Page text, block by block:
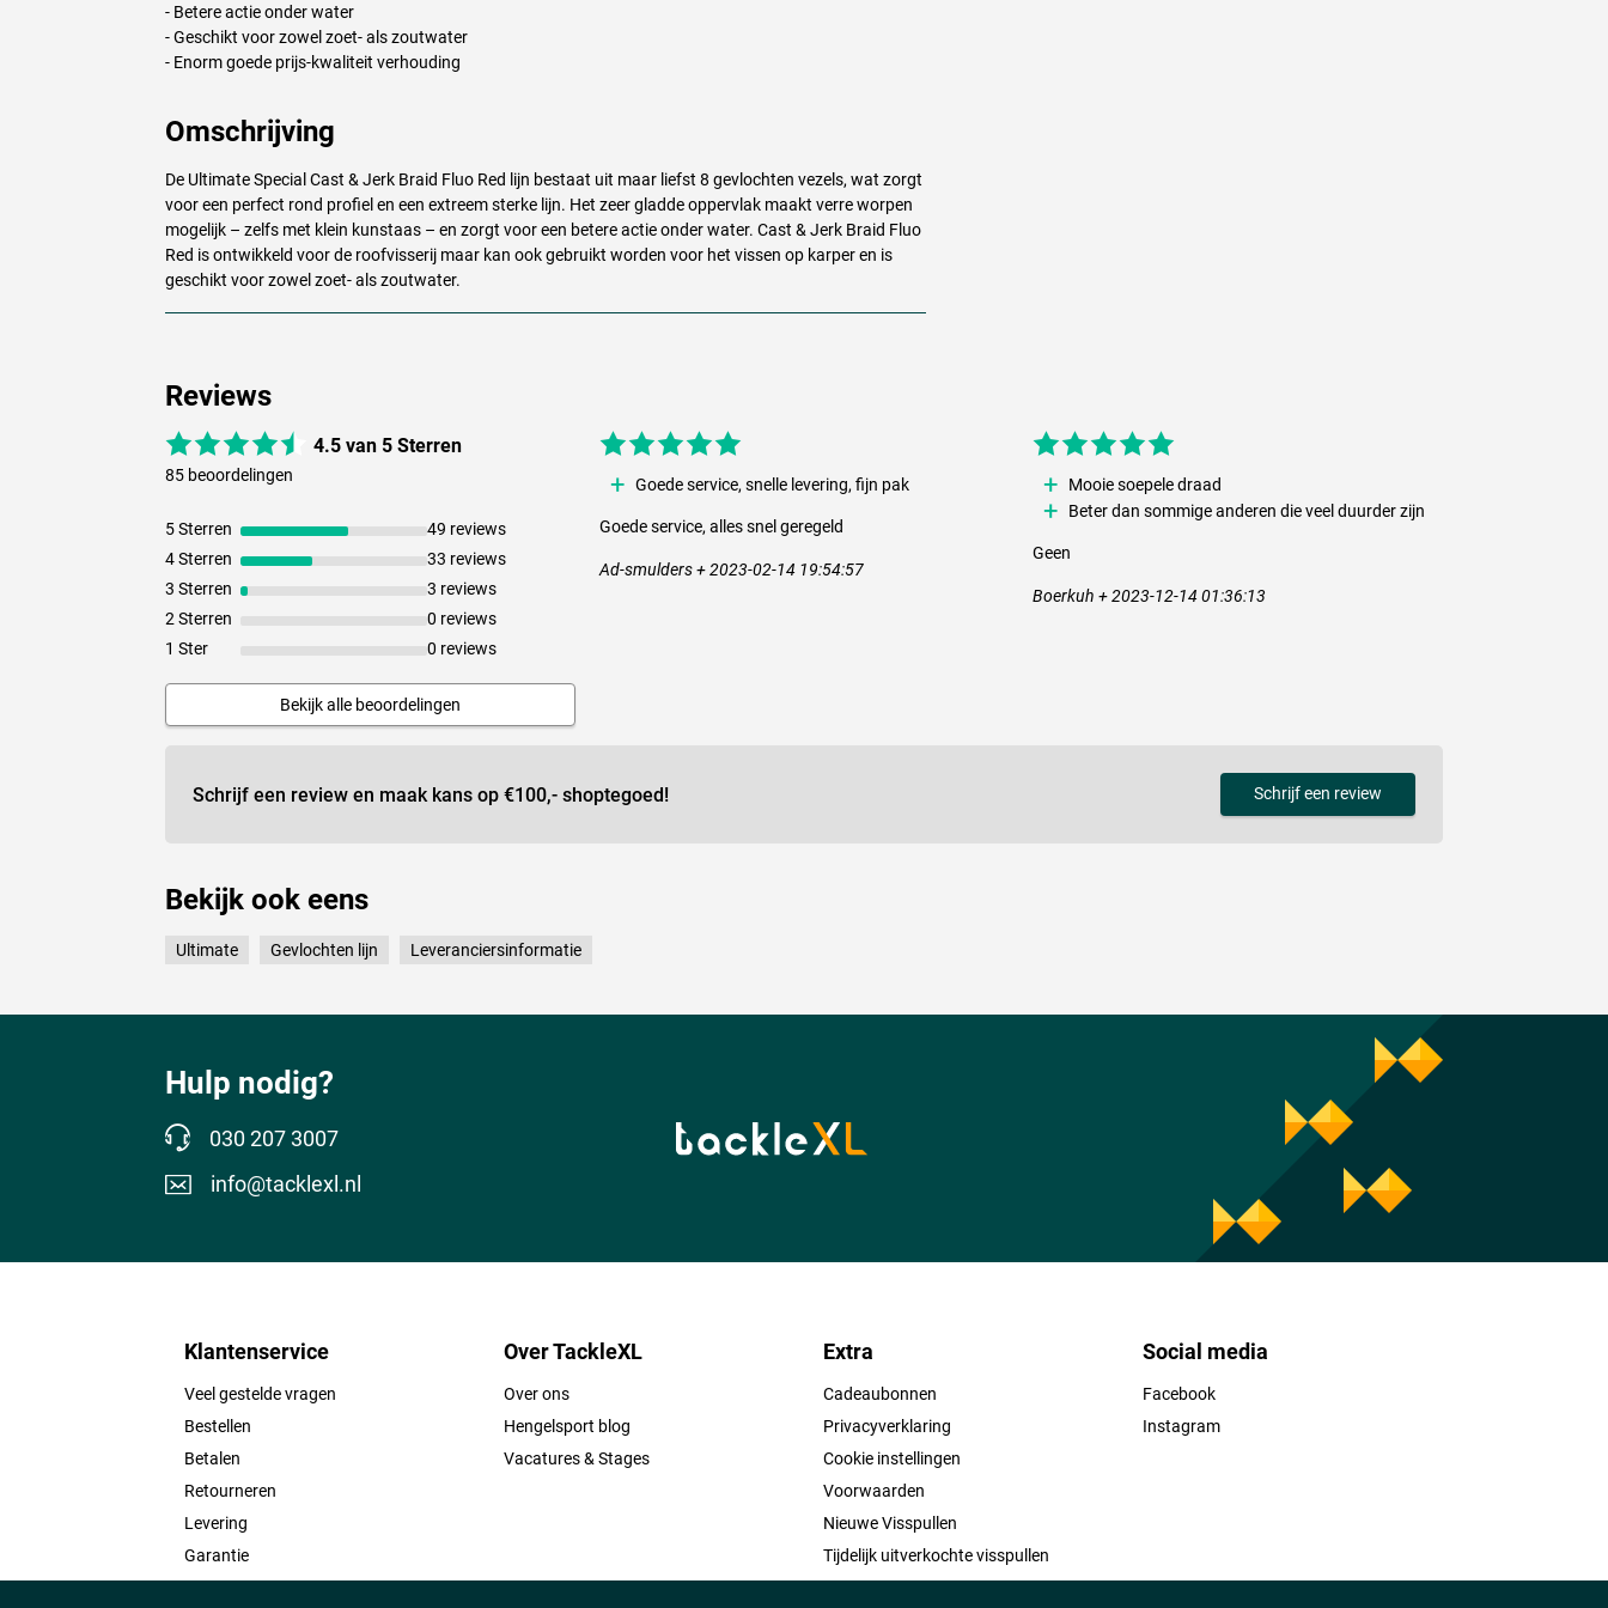
- Betere actie onder water
- Geschikt voor zowel zoet- als zoutwater
- Enorm goede prijs-kwaliteit verhouding
Omschrijving
De Ultimate Special Cast & Jerk Braid Fluo Red lijn bestaat uit maar liefst 8 gevlochten vezels, wat zorgt
voor een perfect rond profiel en een extreem sterke lijn. Het zeer gladde oppervlak maakt verre worpen
mogelijk – zelfs met klein kunstaas – en zorgt voor een betere actie onder water. Cast & Jerk Braid Fluo
Red is ontwikkeld voor de roofvisserij maar kan ook gebruikt worden voor het vissen op karper en is
geschikt voor zowel zoet- als zoutwater.
Reviews
4.5 van 5 Sterren
85 beoordelingen
5 Sterren
49 reviews
4 Sterren
33 reviews
3 Sterren
3 reviews
2 Sterren
0 reviews
1 Ster
0 reviews
Bekijk alle beoordelingen
Goede service, snelle levering, fijn pak
Goede service, alles snel geregeld
Ad-smulders + 2023-02-14 19:54:57
Mooie soepele draad
Beter dan sommige anderen die veel duurder zijn
Geen
Boerkuh + 2023-12-14 01:36:13
Schrijf een review en maak kans op €100,- shoptegoed! Schrijf een review
Bekijk ook eens
Ultimate Gevlochten lijn Leveranciersinformatie
Hulp nodig?
030 207 3007
info@tacklexl.nl
Klantenservice
Veel gestelde vragen
Bestellen
Betalen
Retourneren
Levering
Garantie
Over TackleXL
Over ons
Hengelsport blog
Vacatures & Stages
Extra
Cadeaubonnen
Privacyverklaring
Cookie instellingen
Voorwaarden
Nieuwe Visspullen
Tijdelijk uitverkochte visspullen
Social media
Facebook
Instagram